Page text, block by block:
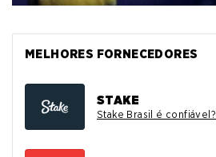
MELHORES FORNECEDORES
STAKE
Stake Brasil é confiável?